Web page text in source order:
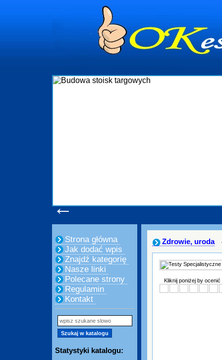
←
Strona główna
Jak dodać wpis
Znajdź kategorię
Nasze linki
Polecane strony
Regulamin
Kontakt
Statystyki katalogu:
Zdrowie, uroda
Kliknij poniżej by ocenić